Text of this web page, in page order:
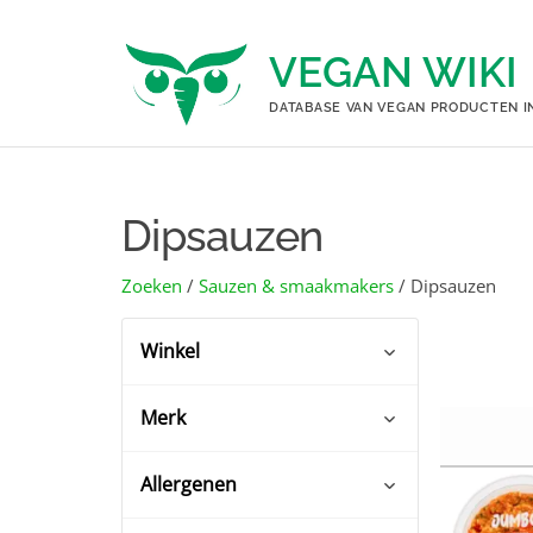
VEGAN WIKI
DATABASE VAN VEGAN PRODUCTEN
Dipsauzen
Zoeken / Sauzen & smaakmakers / Dipsauzen
Winkel
Biowinkels
(2)
Merk
Allergenen